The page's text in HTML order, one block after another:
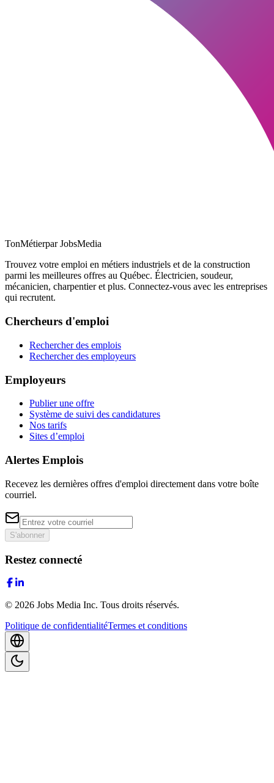
TonMétierpar JobsMedia
Trouvez votre emploi en métiers industriels et de la construction
parmi les meilleures offres au Québec. Électricien, soudeur,
mécanicien, charpentier et plus. Connectez-vous avec les entreprises
qui recrutent.
Chercheurs d'emploi
Rechercher des emplois
Rechercher des employeurs
Employeurs
Publier une offre
Système de suivi des candidatures
Nos tarifs
Sites d’emploi
Alertes Emplois
Recevez les dernières offres d'emploi directement dans votre boîte
courriel.
S'abonner
Restez connecté
© 2026 Jobs Media Inc. Tous droits réservés.
Politique de confidentialitéTermes et conditions